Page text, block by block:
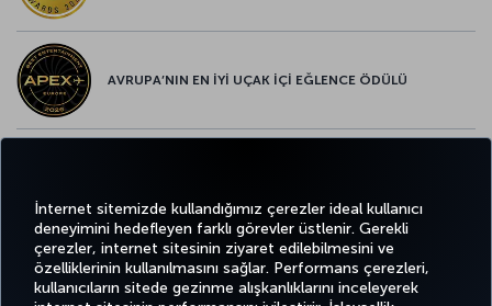
İnternet sitemizde kullandığımız çerezler ideal kullanıcı
deneyimini hedefleyen farklı görevler üstlenir. Gerekli
çerezler, internet sitesinin ziyaret edilebilmesini ve
özelliklerinin kullanılmasını sağlar. Performans çerezleri,
kullanıcıların sitede gezinme alışkanlıklarını inceleyerek
AVRUPA’NIN EN İYİ UÇAK İÇİ EĞLENCE ÖDÜLÜ
TwitterFacebook
Instagram
YoutubeLinkedIn
TiktokBlogPinterest